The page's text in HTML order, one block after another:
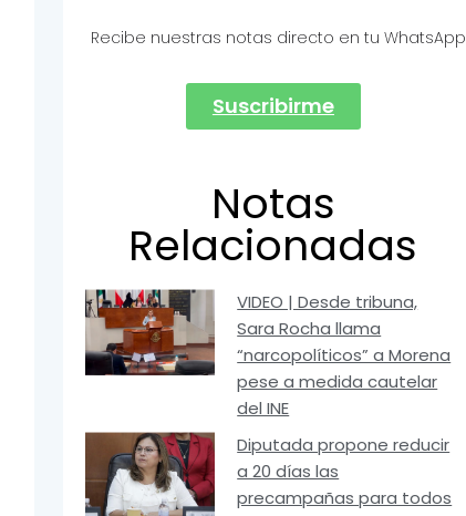
Recibe nuestras notas directo en tu WhatsApp
Suscribirme
Notas
Relacionadas
VIDEO | Desde tribuna,
Sara Rocha llama
“narcopolíticos” a Morena
pese a medida cautelar
del INE
Diputada propone reducir
a 20 días las
precampañas para todos